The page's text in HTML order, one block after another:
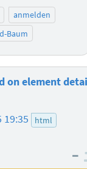
anmelden
Baum
on element
19:35
html
–